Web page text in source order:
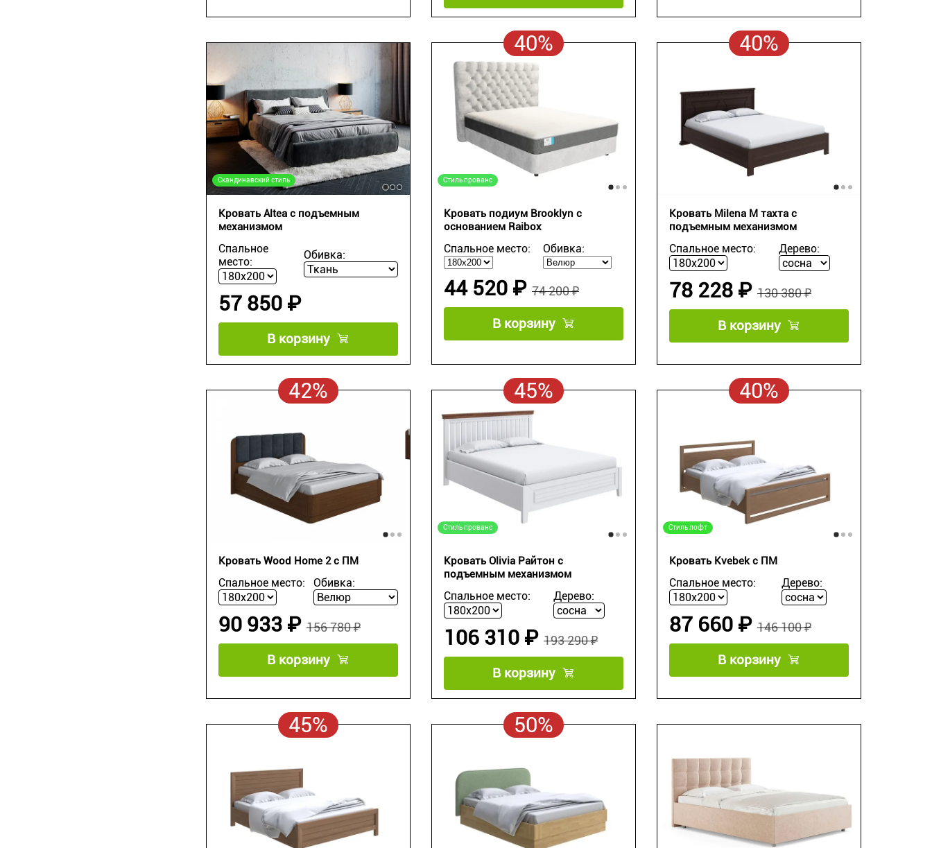
Скандинавский стиль
Кровать Altea с подъемным
механизмом
Спальное
место:
Обивка:
57 850 ₽
В корзину
40%
Стиль прованс
Кровать подиум Brooklyn с
основанием Raibox
Спальное место: Обивка:
74 200 ₽
44 520 ₽
В корзину
40%
Кровать Milena М тахта с
подъемным механизмом
Спальное место: Дерево:
130 380 ₽
78 228 ₽
В корзину
42%
Кровать Wood Home 2 с ПМ
Спальное место: Обивка:
156 780 ₽
90 933 ₽
В корзину
45%
Стиль прованс
Кровать Olivia Райтон с
подъемным механизмом
Спальное место: Дерево:
193 290 ₽
106 310 ₽
В корзину
40%
Стиль лофт
Кровать Kvebek с ПМ
Спальное место: Дерево:
146 100 ₽
87 660 ₽
В корзину
45% 50%